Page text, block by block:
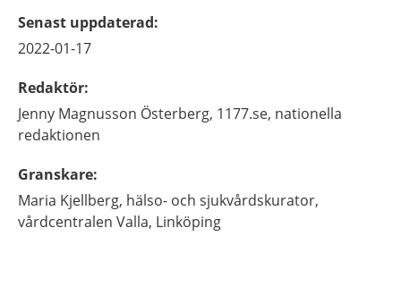
Senast uppdaterad:
2022-01-17
Redaktör:
Jenny Magnusson Österberg, 1177.se, nationella
redaktionen
Granskare:
Maria Kjellberg, hälso- och sjukvårdskurator,
vårdcentralen Valla, Linköping